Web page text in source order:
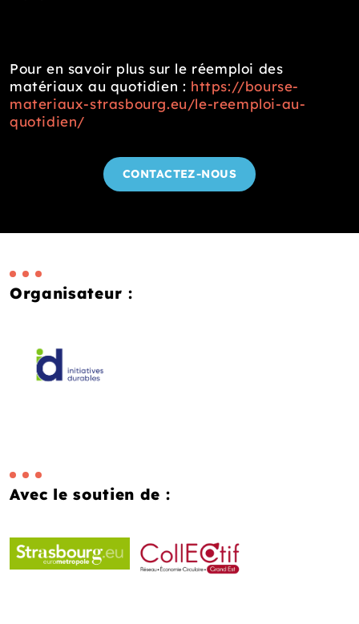
Pour en savoir plus sur le réemploi des
matériaux au quotidien : https://bourse-
materiaux-strasbourg.eu/le-reemploi-au-
quotidien/
CONTACTEZ-NOUS
Organisateur :
Avec le soutien de :